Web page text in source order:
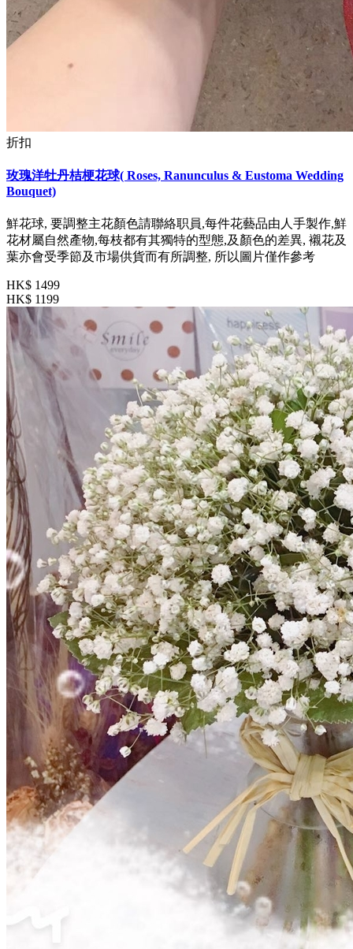
折扣
玫瑰洋牡丹桔梗花球( Roses, Ranunculus & Eustoma Wedding
Bouquet)
鮮花球, 要調整主花顏色請聯絡职員,每件花藝品由人手製作,鮮
花材屬自然產物,每枝都有其獨特的型態,及顏色的差異, 襯花及
葉亦會受季節及市場供貨而有所調整, 所以圖片僅作參考
HK$ 1499
HK$ 1199